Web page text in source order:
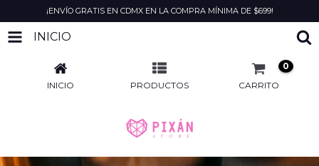
¡ENVÍO GRATIS EN CDMX EN LA COMPRA MÍNIMA DE $699!
INICIO
INICIO PRODUCTOS CARRITO
0